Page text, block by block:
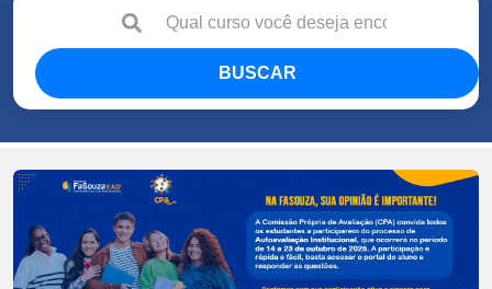
BUSCAR